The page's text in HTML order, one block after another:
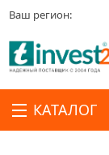
Ваш регион:
КАТАЛОГ